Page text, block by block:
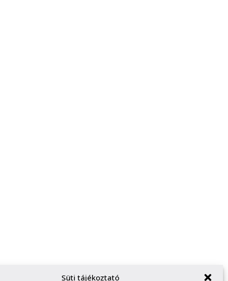
Süti tájékoztató